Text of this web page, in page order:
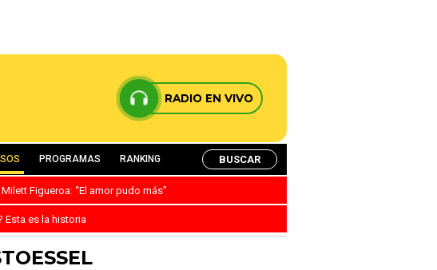
RADIO EN VIVO
PROGRAMAS RANKING BUSCAR
Figueroa: “El amor pudo más”
Esta es la historia